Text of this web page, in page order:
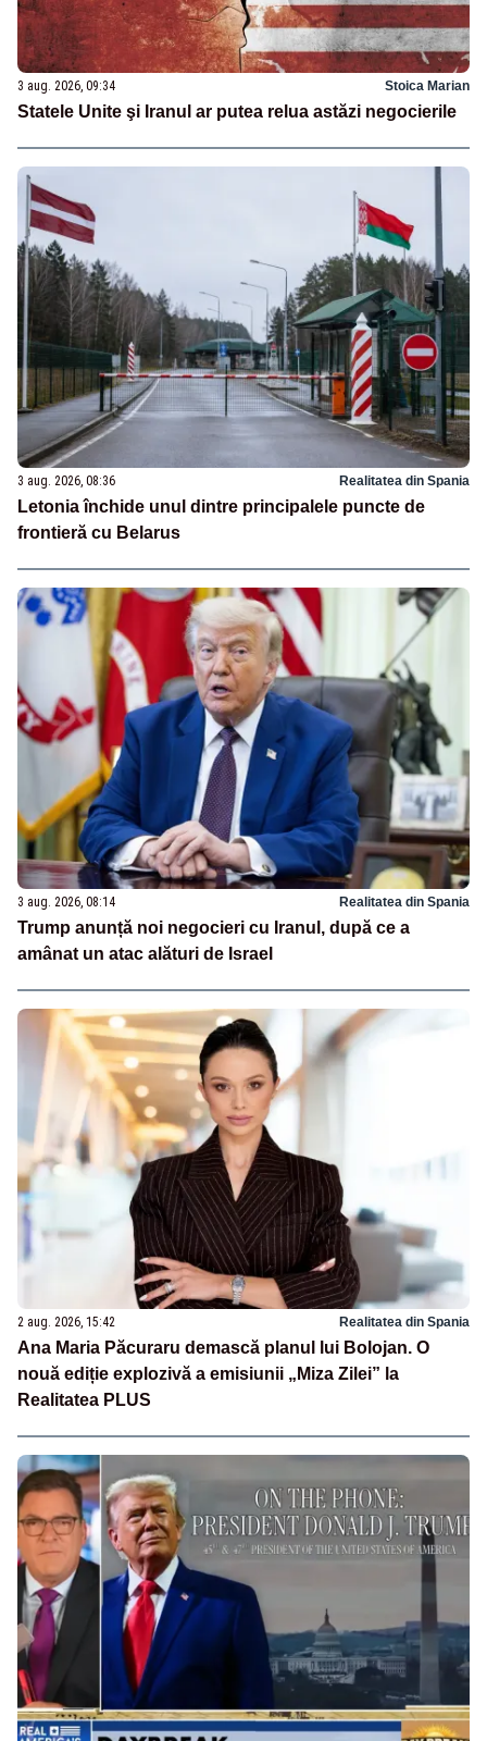
3 aug. 2026, 09:34 Stoica Marian
Statele Unite şi Iranul ar putea relua astăzi negocierile
3 aug. 2026, 08:36 Realitatea din Spania
Letonia închide unul dintre principalele puncte de
frontieră cu Belarus
3 aug. 2026, 08:14 Realitatea din Spania
Trump anunță noi negocieri cu Iranul, după ce a
amânat un atac alături de Israel
2 aug. 2026, 15:42 Realitatea din Spania
Ana Maria Păcuraru demască planul lui Bolojan. O
nouă ediție explozivă a emisiunii „Miza Zilei” la
Realitatea PLUS